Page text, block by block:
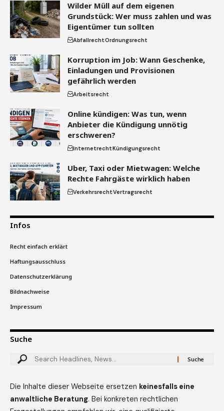
Wilder Müll auf dem eigenen
Grundstück: Wer muss zahlen und was
Eigentümer tun sollten
AbfallrechtOrdnungsrecht
Korruption im Job: Wann Geschenke,
Einladungen und Provisionen
gefährlich werden
Arbeitsrecht
Online kündigen: Was tun, wenn
Anbieter die Kündigung unnötig
erschweren?
InternetrechtKündigungsrecht
Uber, Taxi oder Mietwagen: Welche
Rechte Fahrgäste wirklich haben
VerkehrsrechtVertragsrecht
Infos
Recht einfach erklärt
Haftungsausschluss
Datenschutzerklärung
Bildnachweise
Impressum
Suche
Die Inhalte dieser Webseite ersetzen keinesfalls eine
anwaltliche Beratung. Bei konkreten rechtlichen